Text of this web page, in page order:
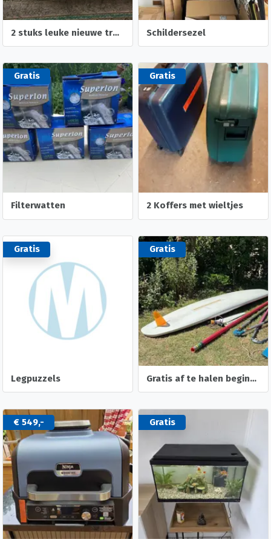
2 stuks leuke nieuwe trouw slingers- trouw foto albumpje Schildersezel
Gratis
Filterwatten
Gratis
2 Koffers met wieltjes
Gratis
Legpuzzels
Gratis
Gratis af te halen beginners surfplank met toebehoren
€ 549,- Gratis